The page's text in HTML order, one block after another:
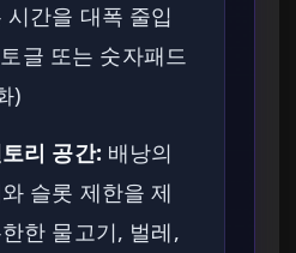
시간을 대폭 줄입
글 또는 숫자패드
)
리 공간: 배낭의
슬롯 제한을 제
한 물고기, 벌레,